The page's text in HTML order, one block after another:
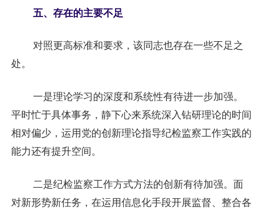
五、存在的主要不足
对照更高标准和要求，该同志也存在一些不足之
处。
一是理论学习的深度和系统性有待进一步加强。
平时忙于具体事务，静下心来系统深入钻研理论的时间
相对偏少，运用党的创新理论指导纪检监察工作实践的
能力还有提升空间。
二是纪检监察工作方式方法的创新有待加强。面
对新形势新任务，在运用信息化手段开展监督、整合各